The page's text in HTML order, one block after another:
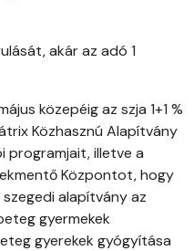
akár az adó 1
közepéig az szja 1+1 %
Közhasznú Alapítvány
illetve a
Központot, hogy
szegedi alapítvány az
gyermekek
gyerekek gyógyítása